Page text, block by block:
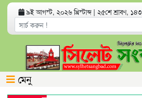
৯ই আগস্ট, ২০২৬ খ্রিস্টাব্দ | ২৫শে শ্রাবণ,
মেনু